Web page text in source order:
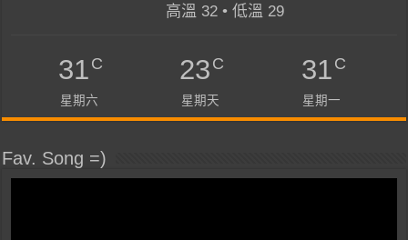
高溫 32 • 低溫 29
31C
星期六
23C
星期天
31C
星期一
Fav. Song =)